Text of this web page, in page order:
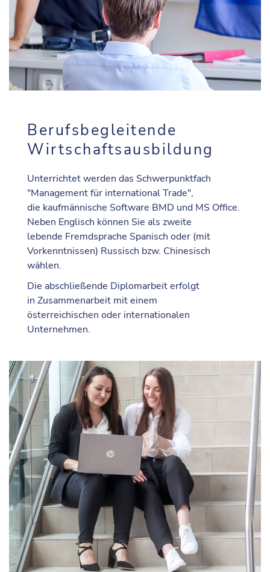
Berufsbegleitende
Wirtschaftsausbildung
Unterrichtet werden das Schwerpunktfach
"Management für international Trade",
die kaufmännische Software BMD und MS Office.
Neben Englisch können Sie als zweite
lebende Fremdsprache Spanisch oder (mit
Vorkenntnissen) Russisch bzw. Chinesisch
wählen.
Die abschließende Diplomarbeit erfolgt
in Zusammenarbeit mit einem
österreichischen oder internationalen
Unternehmen.